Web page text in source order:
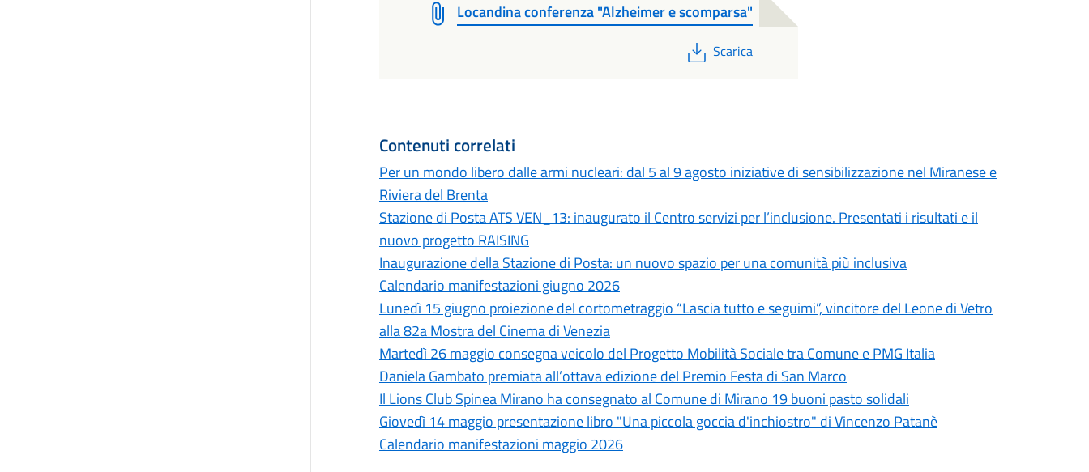
Locandina conferenza "Alzheimer e scomparsa"
PDF
Scarica
Contenuti correlati
Per un mondo libero dalle armi nucleari: dal 5 al 9 agosto iniziative di sensibilizzazione nel Miranese e
Riviera del Brenta
Stazione di Posta ATS VEN_13: inaugurato il Centro servizi per l’inclusione. Presentati i risultati e il
nuovo progetto RAISING
Inaugurazione della Stazione di Posta: un nuovo spazio per una comunità più inclusiva
Calendario manifestazioni giugno 2026
Lunedì 15 giugno proiezione del cortometraggio “Lascia tutto e seguimi”, vincitore del Leone di Vetro
alla 82a Mostra del Cinema di Venezia
Martedì 26 maggio consegna veicolo del Progetto Mobilità Sociale tra Comune e PMG Italia
Daniela Gambato premiata all’ottava edizione del Premio Festa di San Marco
Il Lions Club Spinea Mirano ha consegnato al Comune di Mirano 19 buoni pasto solidali
Giovedì 14 maggio presentazione libro "Una piccola goccia d'inchiostro" di Vincenzo Patanè
Calendario manifestazioni maggio 2026